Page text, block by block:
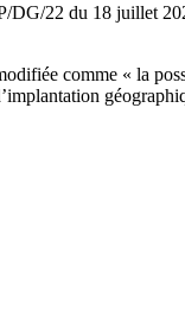
DG/22 du 18 juillet
comme « la